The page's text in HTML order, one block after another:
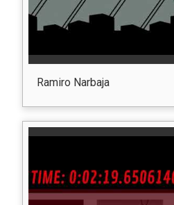
Ramiro Narbaja